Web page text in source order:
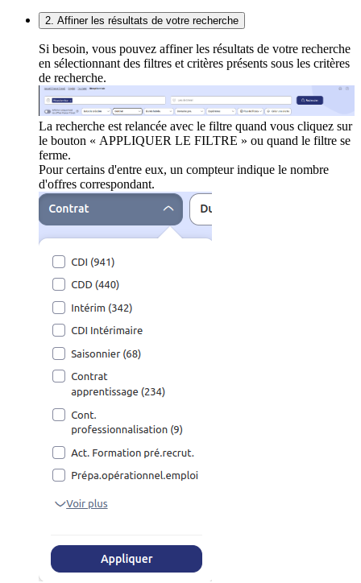
2. Affiner les résultats de votre recherche
Si besoin, vous pouvez affiner les résultats de votre recherche
en sélectionnant des filtres et critères présents sous les critères
de recherche.
La recherche est relancée avec le filtre quand vous cliquez sur
le bouton « APPLIQUER LE FILTRE » ou quand le filtre se
ferme.
Pour certains d'entre eux, un compteur indique le nombre
d'offres correspondant.